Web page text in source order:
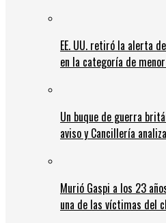
EE. UU. retiró la alerta
en la categoría de
Un buque de guerra
aviso y Cancillería
Murió Gaspi a los 23
una de las víctimas del